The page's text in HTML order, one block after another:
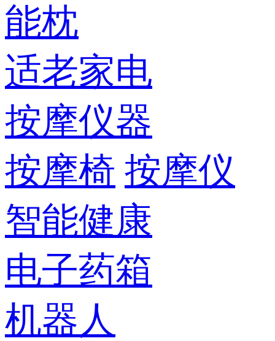
能枕
适老家电
按摩仪器
按摩椅 按摩仪
智能健康
电子药箱
机器人